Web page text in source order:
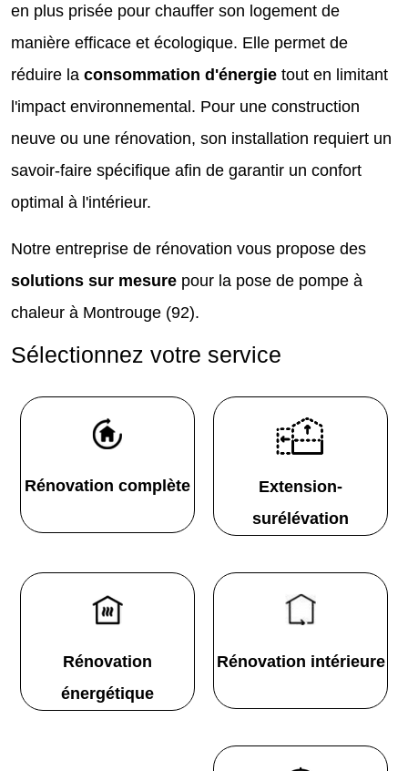
en plus prisée pour chauffer son logement de
manière efficace et écologique. Elle permet de
réduire la consommation d'énergie tout en limitant
l'impact environnemental. Pour une construction
neuve ou une rénovation, son installation requiert un
savoir-faire spécifique afin de garantir un confort
optimal à l'intérieur.
Notre entreprise de rénovation vous propose des
solutions sur mesure pour la pose de pompe à
chaleur à Montrouge (92).
Sélectionnez votre service
Rénovation complète
Extension-
surélévation
Rénovation
énergétique
Rénovation intérieure